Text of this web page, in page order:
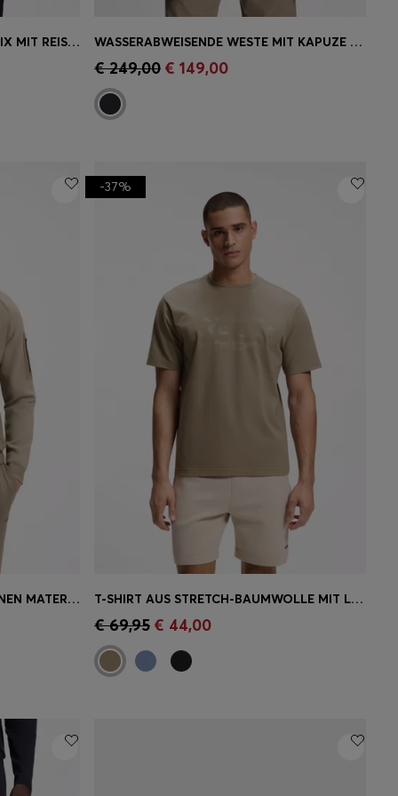
POLOSHIRT AUS BAUMWOLL-MIX MIT REISSVERSCHLUSS UND REFLEKTIERENDEN GRAFIKEN
Schnelleinkauf (Wähle deine
Größe)
WASSERABWEISENDE WESTE MIT KAPUZE UND FILIGRANER WAFFELSTRUKTUR
€ 249,00 € 149,00
STRICKJACKE AUS VERSCHIEDENEN MATERIALIEN MIT JACQUARD-GRAFIK
Schnelleinkauf
Größe)
-37%
T-SHIRT AUS STRETCH-BAUMWOLLE MIT LOGO-ARTWORK
€ 69,95 € 44,00